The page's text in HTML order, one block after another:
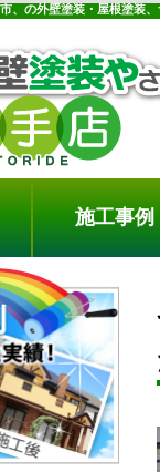
、の外壁塗装・屋根塗装
施工事例